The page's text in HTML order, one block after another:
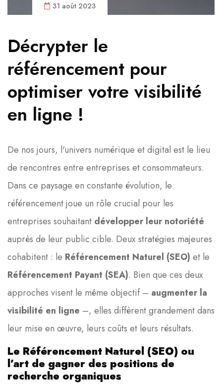
31 août 2023
Décrypter le
référencement pour
optimiser votre visibilité
en ligne !
De nos jours, l'univers numérique et digital est le lieu
de rencontres entre entreprises et consommateurs.
Dans ce paysage en constante évolution, le
référencement joue un rôle crucial pour les
entreprises souhaitant développer leur notoriété
auprès de leur public cible. Deux stratégies majeures
cohabitent : le Référencement Naturel (SEO) et le
Référencement Payant (SEA). Bien que ces deux
approches visent le même objectif – augmenter la
visibilité en ligne –, elles diffèrent grandement dans
leur mise en œuvre, leurs coûts et leurs résultats.
Le Référencement Naturel (SEO) ou
l’art de gagner des positions de
recherche organiques